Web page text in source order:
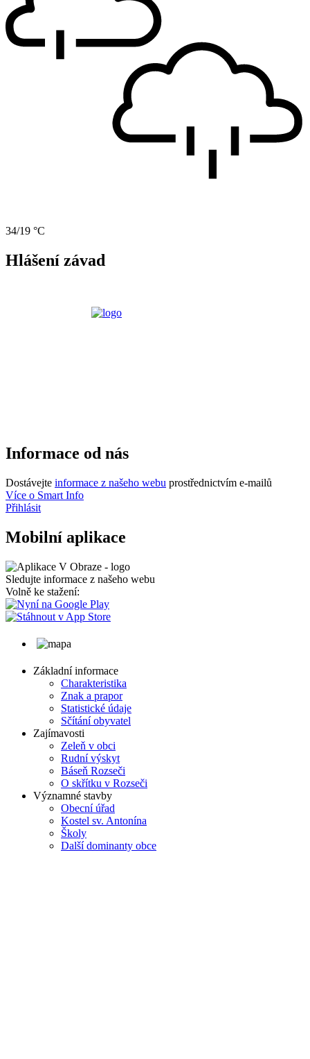
34/19 °C
Hlášení závad
Informace od nás
Dostávejte informace z našeho webu prostřednictvím e-mailů
Více o Smart Info
Přihlásit
Mobilní aplikace
Sledujte informace z našeho webu
Volně ke stažení:
Základní informace
Charakteristika
Znak a prapor
Statistické údaje
Sčítání obyvatel
Zajímavosti
Zeleň v obci
Rudní výskyt
Báseň Rozseči
O skřítku v Rozseči
Významné stavby
Obecní úřad
Kostel sv. Antonína
Školy
Další dominanty obce